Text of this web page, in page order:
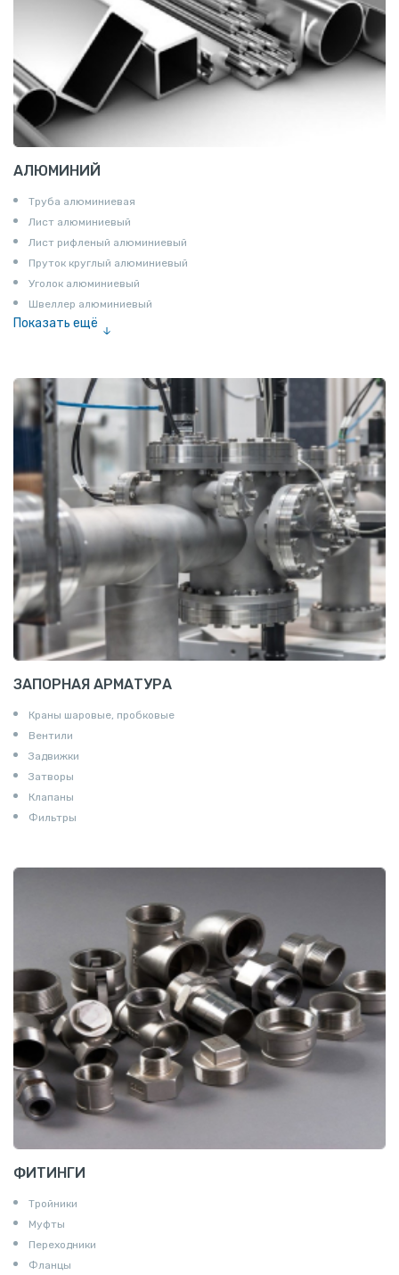
АЛЮМИНИЙ
Труба алюминиевая
Лист алюминиевый
Лист рифленый алюминиевый
Пруток круглый алюминиевый
Уголок алюминиевый
Швеллер алюминиевый
Показать ещё
Шина электротехническая
Алюминиевая плита
Z профиль алюминиевый
Т профиль алюминиевый
Пруток квадратный алюминиевый
Полоса алюминиевая
Пруток шестигранный алюминиевый
ЗАПОРНАЯ АРМАТУРА
Краны шаровые, пробковые
Вентили
Задвижки
Затворы
Клапаны
Фильтры
ФИТИНГИ
Тройники
Муфты
Переходники
Фланцы